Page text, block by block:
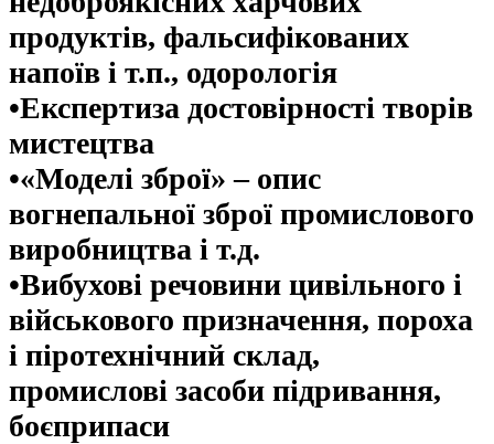
продуктів, фальсифікованих
напоїв і т.п., одорологія
•Експертиза достовірності творів
мистецтва
•«Моделі зброї» – опис
вогнепальної зброї промислового
виробництва і т.д.
•Вибухові речовини цивільного і
військового призначення, пороха
і піротехнічний склад,
промислові засоби підривання,
боєприпаси